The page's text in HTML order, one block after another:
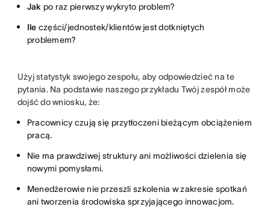
Jak po raz pierwszy wykryto problem?
Ile części/jednostek/klientów jest dotkniętych
problemem?
Użyj statystyk swojego zespołu, aby odpowiedzieć na te
pytania. Na podstawie naszego przykładu Twój zespół może
dojść do wniosku, że:
Pracownicy czują się przytłoczeni bieżącym obciążeniem
pracą.
Nie ma prawdziwej struktury ani możliwości dzielenia się
nowymi pomysłami.
Menedżerowie nie przeszli szkolenia w zakresie spotkań
ani tworzenia środowiska sprzyjającego innowacjom.